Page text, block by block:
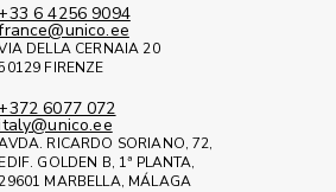
6 4256 9094
DELLA CERNAIA 20
50129 FIRENZE
6077 072
RICARDO SORIANO, 72,
EDIF. GOLDEN B, 1ª PLANTA,
MARBELLA, MÁLAGA